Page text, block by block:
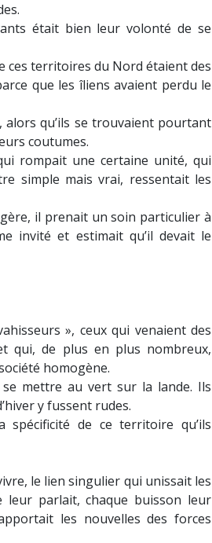
était bien leur volonté de se
ces territoires du Nord étaient des
que les îliens avaient perdu le
alors qu’ils se trouvaient pourtant
coutumes.
rompait une certaine unité, qui
simple mais vrai, ressentait les
il prenait un soin particulier à
invité et estimait qu’il devait le
», ceux qui venaient des
qui, de plus en plus nombreux,
homogène.
mettre au vert sur la lande. Ils
y fussent rudes.
de ce territoire qu’ils
le lien singulier qui unissait les
parlait, chaque buisson leur
les nouvelles des forces